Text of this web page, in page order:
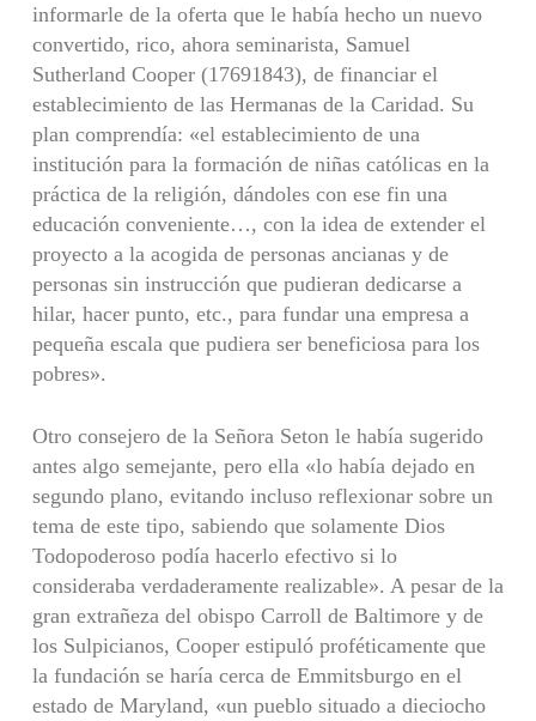
informarle de la oferta que le había hecho un nuevo
convertido, rico, ahora seminarista, Samuel
Sutherland Cooper (17691843), de financiar el
establecimiento de las Hermanas de la Caridad. Su
plan comprendía: «el establecimiento de una
institución para la formación de niñas católicas en la
práctica de la religión, dándoles con ese fin una
educación conveniente…, con la idea de extender el
proyecto a la acogida de personas ancianas y de
personas sin instrucción que pudieran dedicarse a
hilar, hacer punto, etc., para fundar una empresa a
pequeña escala que pudiera ser beneficiosa para los
pobres».
Otro consejero de la Señora Seton le había sugerido
antes algo semejante, pero ella «lo había dejado en
segundo plano, evitando incluso reflexionar sobre un
tema de este tipo, sabiendo que solamente Dios
Todopoderoso podía hacerlo efectivo si lo
consideraba verdaderamente realizable». A pesar de la
gran extrañeza del obispo Carroll de Baltimore y de
los Sulpicianos, Cooper estipuló proféticamente que
la fundación se haría cerca de Emmitsburgo en el
estado de Maryland, «un pueblo situado a dieciocho